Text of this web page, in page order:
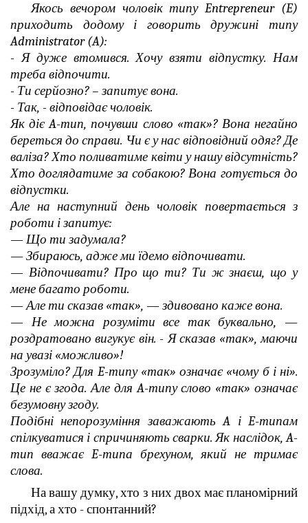
Якось вечором чоловік типу Entrepreneur (E)
приходить додому і говорить дружині типу
Administrator (A):
- Я дуже втомився. Хочу взяти відпустку. Нам
треба відпочити.
- Ти серйозно? – запитує вона.
- Так, - відповідає чоловік.
Як діє A-тип, почувши слово «так»? Вона негайно
береться до справи. Чи є у нас відповідний одяг? Де
валіза? Хто поливатиме квіти у нашу відсутність?
Хто доглядатиме за собакою? Вона готується до
відпустки.
Але на наступний день чоловік повертається з
роботи і запитує:
— Що ти задумала?
— Збираюсь, адже ми їдемо відпочивати.
— Відпочивати? Про що ти? Ти ж знаєш, що у
мене багато роботи.
— Але ти сказав «так», — здивовано каже вона.
— Не можна розуміти все так буквально, —
роздратовано вигукує він. - Я сказав «так», маючи
на увазі «можливо»!
Зрозуміло? Для E-типу «так» означає «чому б і ні».
Це не є згода. Але для A-типу слово «так» означає
безумовну згоду.
Подібні непорозуміння заважають A і E-типам
спілкуватися і спричиняють сварки. Як наслідок, A-
тип вважає E-типа брехуном, який не тримає
слова.
На вашу думку, хто з них двох має планомірний
підхід, а хто - спонтанний?